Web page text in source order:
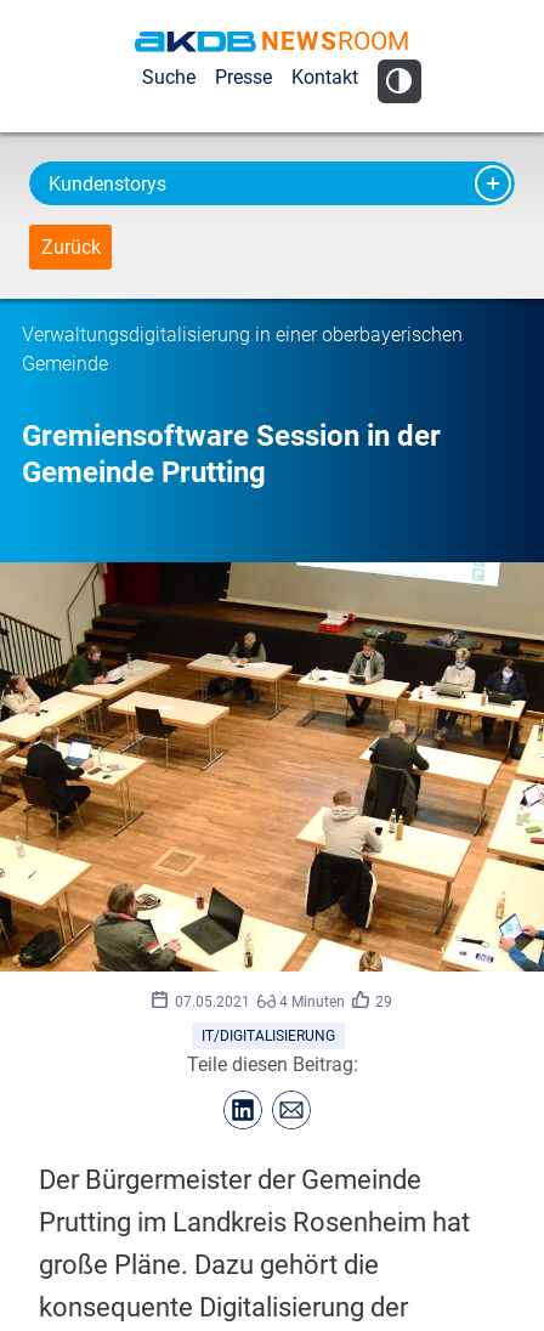
AKDB Anstalt
Kommunale
Datenverarbeitung
in Bayern
NEWSROOM
Suche Presse Kontakt
Kundenstorys
Zurück
Verwaltungsdigitalisierung in einer oberbayerischen
Gemeinde
Gremiensoftware Session in der
Gemeinde Prutting
07.05.2021 4 Minuten
29
IT/DIGITALISIERUNG
Teile diesen Beitrag:
Der Bürgermeister der Gemeinde
Prutting im Landkreis Rosenheim hat
große Pläne. Dazu gehört die
konsequente Digitalisierung der